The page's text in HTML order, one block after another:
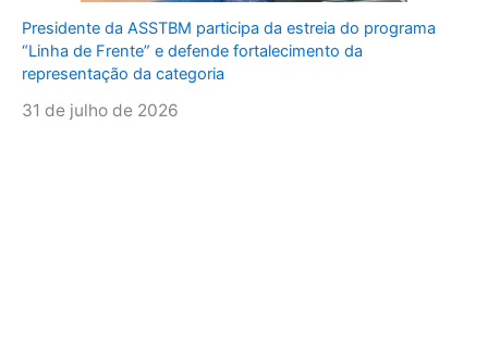
Presidente da ASSTBM participa da estreia do programa
“Linha de Frente” e defende fortalecimento da
representação da categoria
31 de julho de 2026